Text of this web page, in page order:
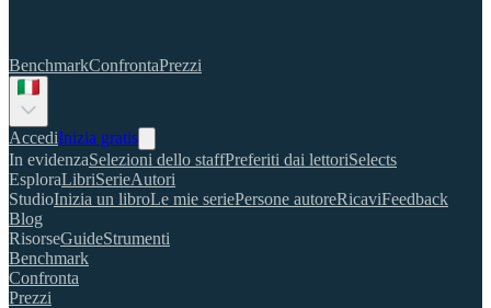
BenchmarkConfrontaPrezzi
AccediInizia gratis
In evidenzaSelezioni dello staffPreferiti dai lettoriSelects
EsploraLibriSerieAutori
StudioInizia un libroLe mie seriePersone autoreRicaviFeedback
Blog
RisorseGuideStrumenti
Benchmark
Confronta
Prezzi